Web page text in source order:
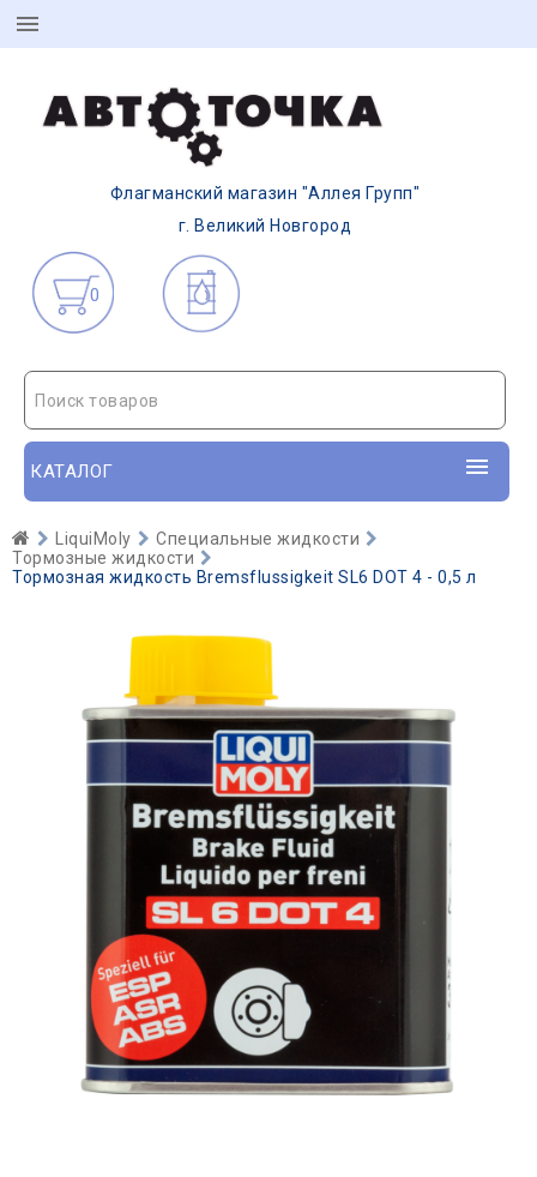
Флагманский магазин "Аллея Групп"
г. Великий Новгород
0
Поиск товаров
КАТАЛОГ
LiquiMoly
Специальные жидкости
Тормозные жидкости
Тормозная жидкость Bremsflussigkeit SL6 DOT 4 - 0,5 л